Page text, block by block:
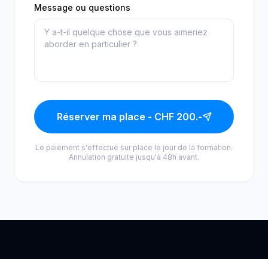
Message ou questions
Réserver ma place - CHF 200.-
Le paiement s'effectue sur place le jour de la formation.
Annulation gratuite jusqu'à 48h avant.